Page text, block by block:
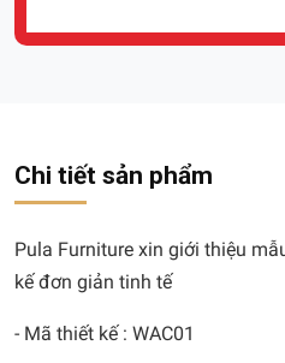
Chi tiết sản phẩm
Pula Furniture xin giới thiệu
kế đơn giản tinh tế
- Mã thiết kế : WAC01